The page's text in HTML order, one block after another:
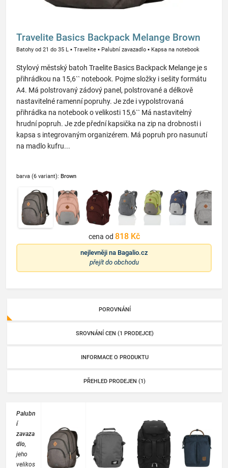
Travelite Basics Backpack Melange Brown
Batohy od 21 do 35 L ▪ Travelite ▪ Palubní zavazadlo ▪ Kapsa na notebook
Stylový městský batoh Traelite Basics Backpack Melange je s
přihrádkou na 15,6`` notebook. Pojme složky i sešity formátu
A4. Má polstrovaný zádový panel, polstrované a délkově
nastavitelné ramenní popruhy. Je zde i vypolstrovaná
přihrádka na notebook o velikosti 15,6`` Má nastavitelný
hrudní popruh. Je zde přední kapsička na zip na drobnosti i
kapsa s integrovaným organizérem. Má popruh pro nasunutí
na madlo kufru...
barva (6 variant): Brown
cena od 818 Kč
nejlevněji na Bagalio.cz
přejít do obchodu
POROVNÁNÍ
SROVNÁNÍ CEN (1 PRODEJCE)
INFORMACE O PRODUKTU
PŘEHLED PRODEJEN (1)
Palubn
í
zavaza
dlo,
jeho
velikos